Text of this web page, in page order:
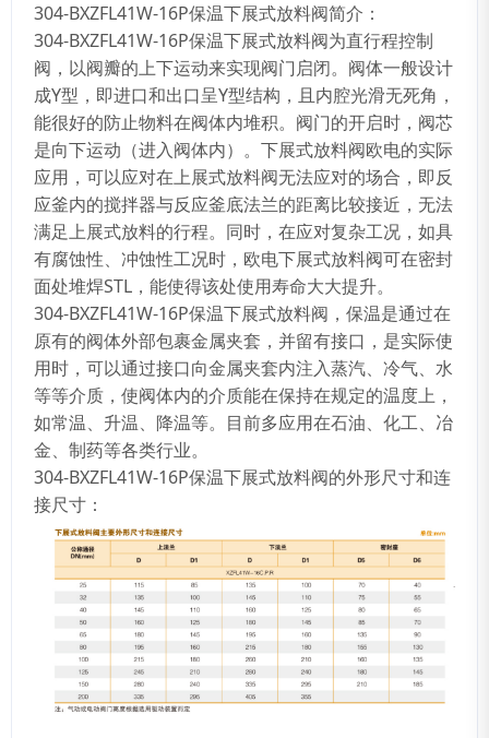
304-BXZFL41W-16P保温下展式放料阀简介：
304-BXZFL41W-16P保温下展式放料阀为直行程控制
阀， 以阀瓣的上下运动来实现阀门启闭。 阀体一般设计
成Y型，即进口和出口呈Y型结构，且内腔光滑无死角，
能很好的防止物料在阀体内堆积。 阀门的开启时， 阀芯
是向下运动（进入阀体内）。下展式放料阀欧电的实际
应用，可以应对在上展式放料阀无法应对的场合，即反
应釜内的搅拌器与反应釜底法兰的距离比较接近，无法
满足上展式放料的行程。同时，在应对复杂工况，如具
有腐蚀性、冲蚀性工况时，欧电下展式放料阀可在密封
面处堆焊STL，能使得该处使用寿命大大提升。
304-BXZFL41W-16P保温下展式放料阀，保温是通过在
原有的阀体外部包裹金属夹套，并留有接口，是实际使
用时，可以通过接口向金属夹套内注入蒸汽、冷气、水
等等介质，使阀体内的介质能在保持在规定的温度上，
如常温、升温、降温等。目前多应用在石油、化工、冶
金、制药等各类行业。
304-BXZFL41W-16P保温下展式放料阀的外形尺寸和连
接尺寸：